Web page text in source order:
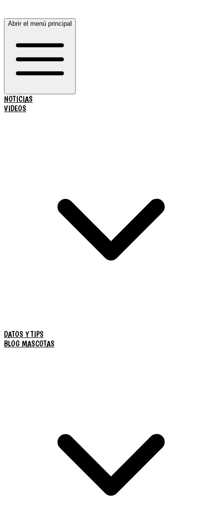
Abrir el menú principal
NOTICIAS
VIDEOS
DATOS Y TIPS
BLOG MASCOTAS